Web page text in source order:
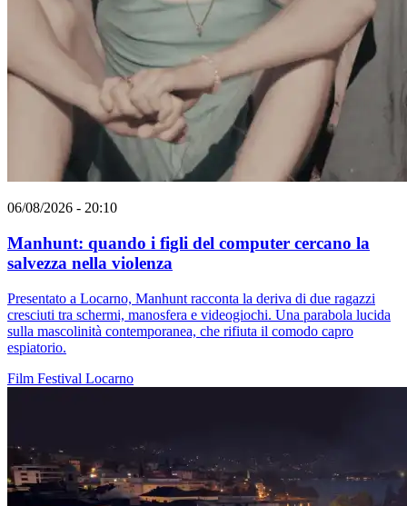
06/08/2026 - 20:10
Manhunt: quando i figli del computer cercano la
salvezza nella violenza
Presentato a Locarno, Manhunt racconta la deriva di due ragazzi
cresciuti tra schermi, manosfera e videogiochi. Una parabola lucida
sulla mascolinità contemporanea, che rifiuta il comodo capro
espiatorio.
Film Festival Locarno